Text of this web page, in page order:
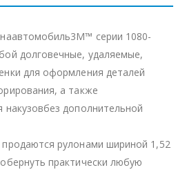
серии 1080-
долговечные, удаляемые,
для оформления деталей
а также
накузовбез дополнительной
рулонами шириной 1,52
практически любую